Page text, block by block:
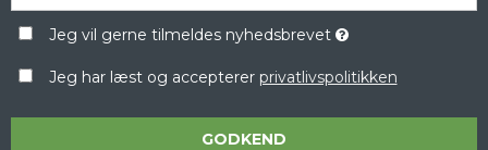
Jeg vil gerne tilmeldes nyhedsbrevet
Jeg har læst og accepterer privatlivspolitikken
GODKEND